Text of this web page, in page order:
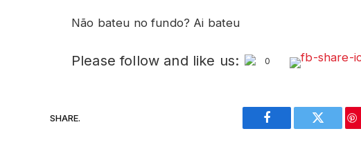
Não bateu no fundo? Ai bateu
Please follow and like us: 0
SHARE.
Facebook Twitter